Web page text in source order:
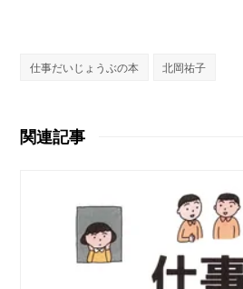
仕事だいじょうぶの本 北岡祐子
関連記事